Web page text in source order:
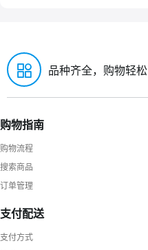
品种齐全，购物轻松
购物指南
购物流程
搜索商品
订单管理
支付配送
支付方式